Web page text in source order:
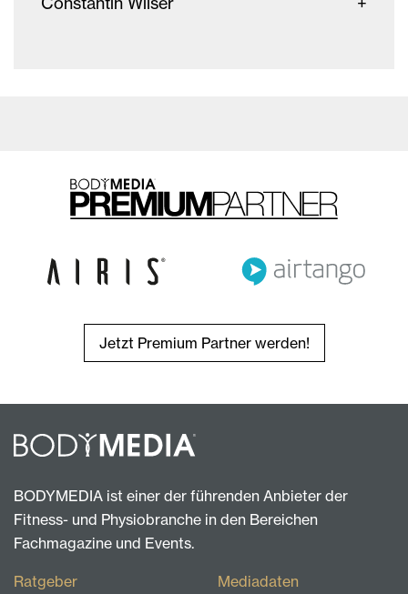
Jetzt Premium Partner werden!
BODYMEDIA ist einer der führenden Anbieter der
Fitness- und Physiobranche in den Bereichen
Fachmagazine und Events.
Ratgeber Mediadaten